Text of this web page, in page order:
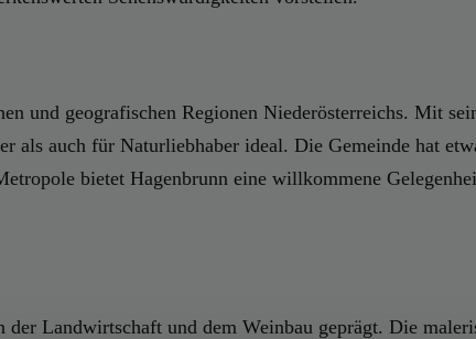
und geografischen Regionen Niederösterreichs. Mit
als auch für Naturliebhaber ideal. Die Gemeinde hat
bietet Hagenbrunn eine willkommene
Landwirtschaft und dem Weinbau geprägt. Die